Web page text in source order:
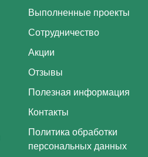
Выполненные проекты
Сотрудничество
Акции
Отзывы
Полезная информация
Контакты
Политика обработки
персональных данных